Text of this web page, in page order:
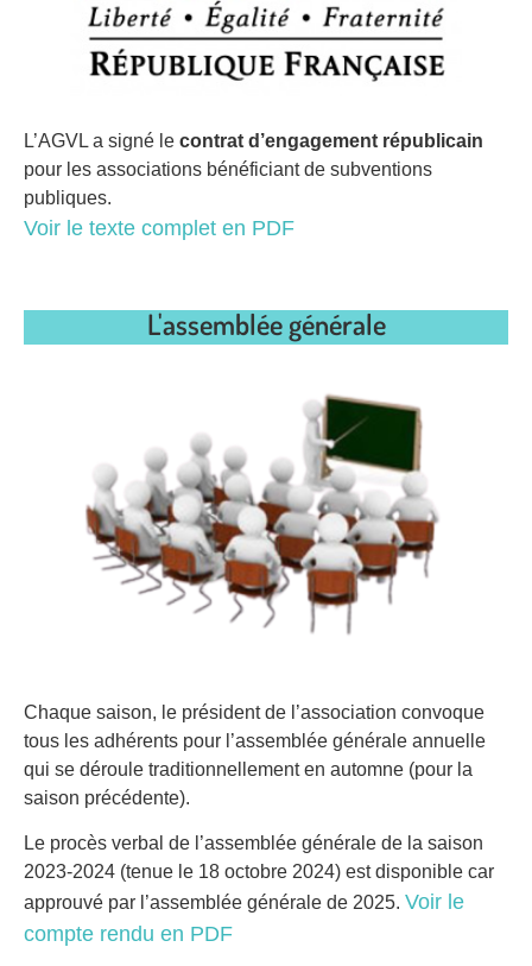
L’AGVL a signé le contrat d’engagement républicain
pour les associations bénéficiant de subventions
publiques.
Voir le texte complet en PDF
L'assemblée générale
Chaque saison, le président de l’association convoque
tous les adhérents pour l’assemblée générale annuelle
qui se déroule traditionnellement en automne (pour la
saison précédente).
Le procès verbal de l’assemblée générale de la saison
2023-2024 (tenue le 18 octobre 2024) est disponible car
approuvé par l’assemblée générale de 2025. Voir le
compte rendu en PDF